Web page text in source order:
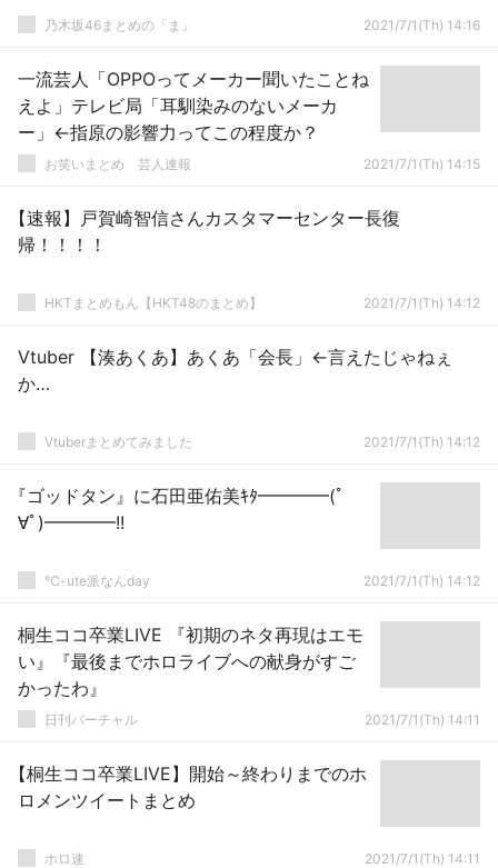
乃木坂46まとめの「ま」 2021/7/1(Th) 14:16
一流芸人「OPPOってメーカー聞いたことね
えよ」テレビ局「耳馴染みのないメーカ
ー」←指原の影響力ってこの程度か？
お笑いまとめ 芸人速報 2021/7/1(Th) 14:15
【速報】戸賀崎智信さんカスタマーセンター長復
帰！！！！
HKTまとめもん【HKT48のまとめ】 2021/7/1(Th) 14:12
Vtuber 【湊あくあ】あくあ「会長」←言えたじゃねぇ
か…
Vtuberまとめてみました 2021/7/1(Th) 14:12
『ゴッドタン』に石田亜佑美ｷﾀ━━━━(ﾟ
∀ﾟ)━━━━!!
℃-ute派なんday 2021/7/1(Th) 14:12
桐生ココ卒業LIVE 『初期のネタ再現はエモ
い』『最後までホロライブへの献身がすご
かったわ』
日刊バーチャル 2021/7/1(Th) 14:11
【桐生ココ卒業LIVE】開始～終わりまでのホ
ロメンツイートまとめ
ホロ速 2021/7/1(Th) 14:11